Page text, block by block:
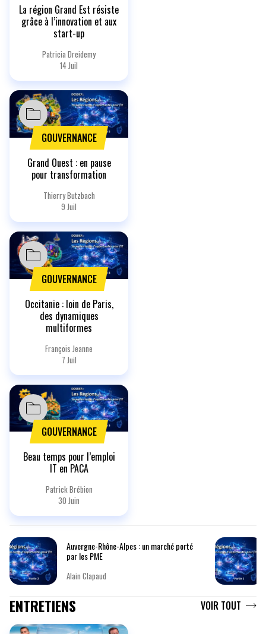
La région Grand Est résiste
grâce à l’innovation et aux
start-up
Patricia Dreidemy
14 Juil
GOUVERNANCE
Grand Ouest : en pause
pour transformation
Thierry Butzbach
9 Juil
GOUVERNANCE
Occitanie : loin de Paris,
des dynamiques
multiformes
François Jeanne
7 Juil
GOUVERNANCE
Beau temps pour l’emploi
IT en PACA
Patrick Brébion
30 Juin
Auvergne-Rhône-Alpes : un marché porté
par les PME
Alain Clapaud
ENTRETIENS VOIR TOUT